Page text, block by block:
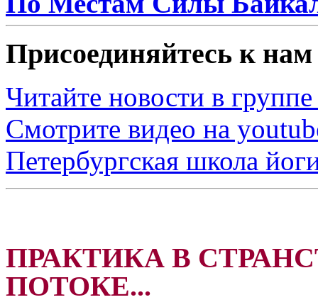
Присоединяйтесь к нам
Читайте новости в
Смотрите видео на
Петербургская школа
ПРАКТИКА В
ПОТОКЕ...